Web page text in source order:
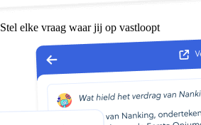
Stel elke vraag waar jij op vastloopt